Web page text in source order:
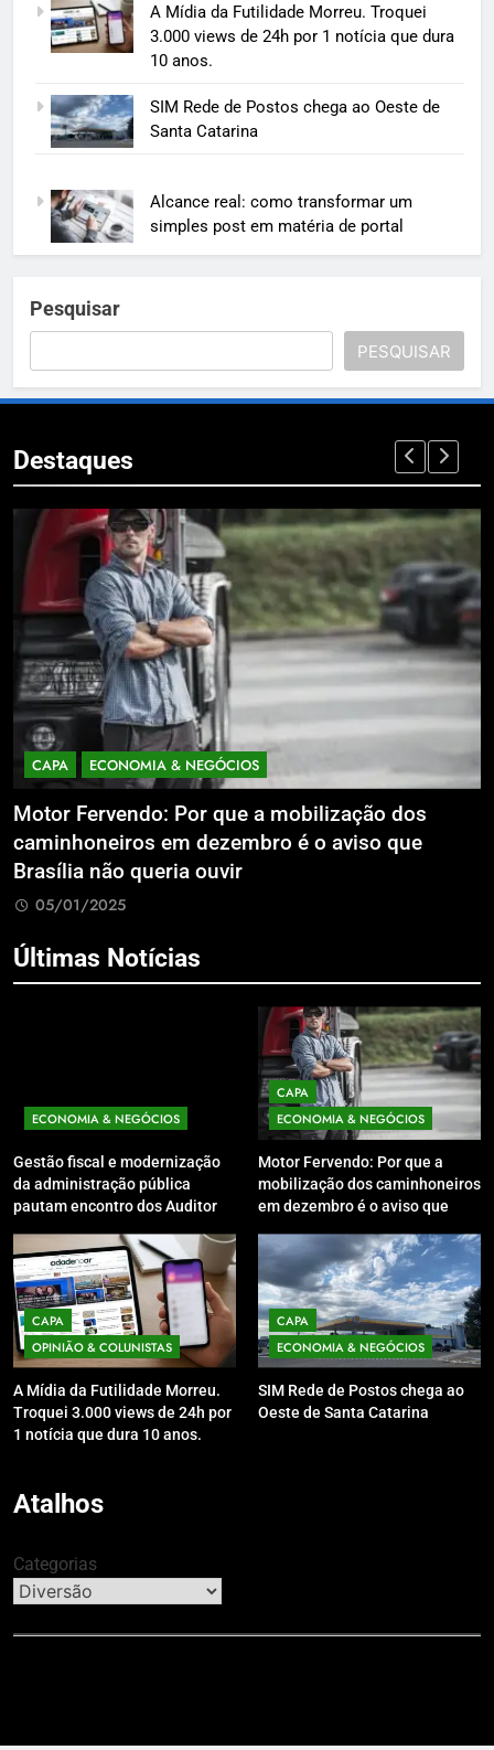
A Mídia da Futilidade Morreu. Troquei
3.000 views de 24h por 1 notícia que dura
10 anos.
SIM Rede de Postos chega ao Oeste de
Santa Catarina
Alcance real: como transformar um
simples post em matéria de portal
Pesquisar
PESQUISAR
Destaques
CAPA ECONOMIA & NEGÓCIOS
Motor Fervendo: Por que a mobilização dos
caminhoneiros em dezembro é o aviso que
Brasília não queria ouvir
05/01/2025
Últimas Notícias
ECONOMIA & NEGÓCIOS
Gestão fiscal e modernização
da administração pública
pautam encontro dos Auditores
em Florianópolis
CAPA
ECONOMIA & NEGÓCIOS
Motor Fervendo: Por que a
mobilização dos caminhoneiros
em dezembro é o aviso que
CAPA
OPINIÃO & COLUNISTAS
A Mídia da Futilidade Morreu.
Troquei 3.000 views de 24h por
1 notícia que dura 10 anos.
CAPA
ECONOMIA & NEGÓCIOS
SIM Rede de Postos chega ao
Oeste de Santa Catarina
Atalhos
Categorias